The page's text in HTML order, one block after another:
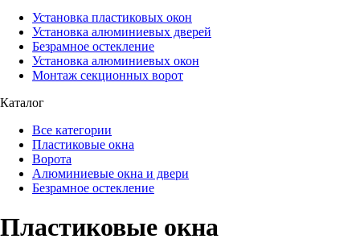
Установка пластиковых окон
Установка алюминиевых дверей
Безрамное остекление
Установка алюминиевых окон
Монтаж секционных ворот
Каталог
Все категории
Пластиковые окна
Ворота
Алюминиевые окна и двери
Безрамное остекление
Пластиковые окна